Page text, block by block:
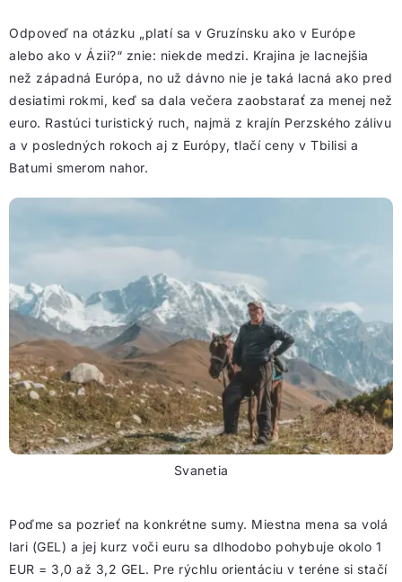
Odpoveď na otázku „platí sa v Gruzínsku ako v Európe
alebo ako v Ázii?“ znie: niekde medzi. Krajina je lacnejšia
než západná Európa, no už dávno nie je taká lacná ako pred
desiatimi rokmi, keď sa dala večera zaobstarať za menej než
euro. Rastúci turistický ruch, najmä z krajín Perzského zálivu
a v posledných rokoch aj z Európy, tlačí ceny v Tbilisi a
Batumi smerom nahor.
Svanetia
Poďme sa pozrieť na konkrétne sumy. Miestna mena sa volá
lari (GEL) a jej kurz voči euru sa dlhodobo pohybuje okolo 1
EUR = 3,0 až 3,2 GEL. Pre rýchlu orientáciu v teréne si stačí